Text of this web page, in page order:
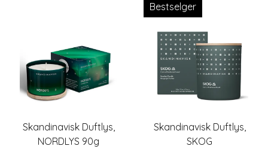
Skandinavisk Duftlys,
NORDLYS 90g
Bestselger
Skandinavisk Duftlys,
SKOG